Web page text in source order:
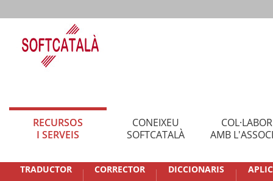
RECURSOS
I SERVEIS
CONEIXEU
SOFTCATALÀ
AMB
TRADUCTOR CORRECTOR DICCIONARIS